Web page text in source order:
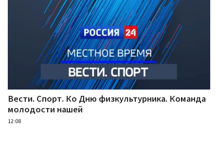
Вести. Спорт. Ко Дню физкультурника. Команда
молодости нашей
12:08